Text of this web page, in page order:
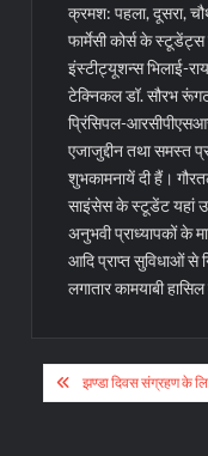
क्रमश: पहला, दूसरा,
फार्मेसी कोर्स के
इंस्टीट्यूशन्स भिलाई-
टेक्निकल डॉ. सौरभ
प्रिंसिपल-
एजाजुद्दीन तथा समस्त
शुभकामनायें दी हैं।
साइंसेस के स्टूडेंट यहां
अनुभवी प्राध्यापकों के
आदि प्राप्त सुविधाओं से
लगातार कामयाबी
Post
navigation
झण्डा दिवस संग्रहण के